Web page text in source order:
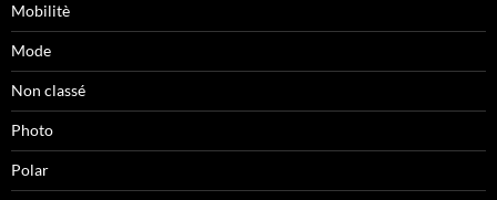
Mobilitè
Mode
Non classé
Photo
Polar